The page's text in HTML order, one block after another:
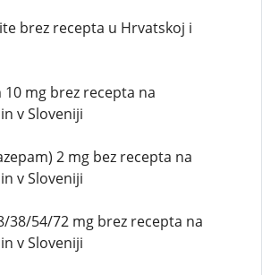
brez recepta u Hrvatskoj i
mg brez recepta na
v Sloveniji
2 mg bez recepta na
v Sloveniji
38/54/72 mg brez recepta na
v Sloveniji